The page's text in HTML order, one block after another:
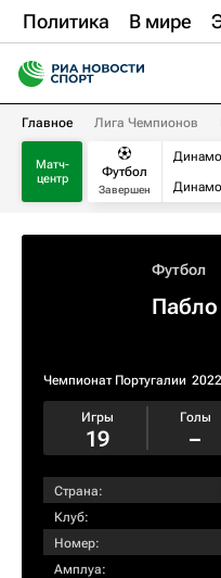
Политика В мире
Главное Лига Чемпионов
Матч-
центр
Футбол
Завершен
Футбол
Чемпионат Португалии
Игры
19
Голы
–
Страна:
Клуб:
Номер:
Амплуа: